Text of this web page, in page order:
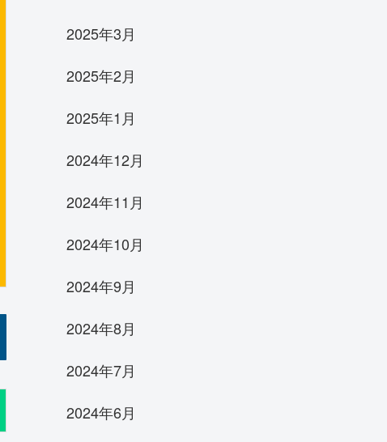
2025年3月
2025年2月
2025年1月
2024年12月
2024年11月
2024年10月
2024年9月
2024年8月
2024年7月
2024年6月